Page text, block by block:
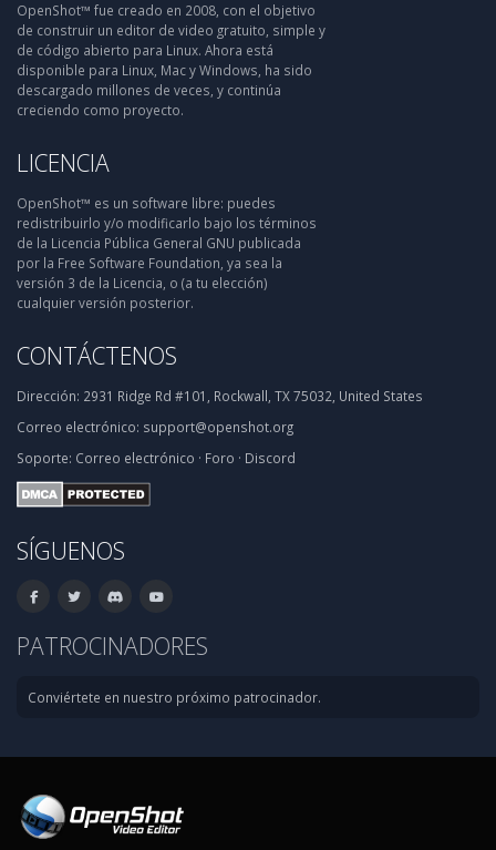
OpenShot™ fue creado en 2008, con el objetivo
de construir un editor de video gratuito, simple y
de código abierto para Linux. Ahora está
disponible para Linux, Mac y Windows, ha sido
descargado millones de veces, y continúa
creciendo como proyecto.
LICENCIA
OpenShot™ es un software libre: puedes
redistribuirlo y/o modificarlo bajo los términos
de la Licencia Pública General GNU publicada
por la Free Software Foundation, ya sea la
versión 3 de la Licencia, o (a tu elección)
cualquier versión posterior.
CONTÁCTENOS
Dirección: 2931 Ridge Rd #101, Rockwall, TX 75032, United States
Correo electrónico: support@openshot.org
Soporte: Correo electrónico · Foro · Discord
SÍGUENOS
PATROCINADORES
Conviértete en nuestro próximo patrocinador.